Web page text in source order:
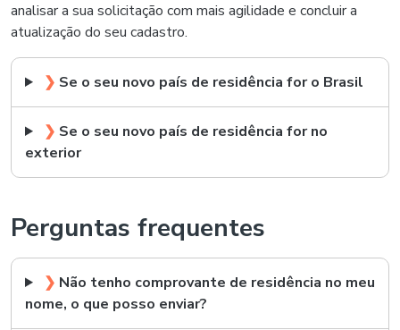
analisar a sua solicitação com mais agilidade e concluir a
atualização do seu cadastro.
❯ Se o seu novo país de residência for o Brasil
❯ Se o seu novo país de residência for no
exterior
Perguntas frequentes
❯ Não tenho comprovante de residência no meu
nome, o que posso enviar?